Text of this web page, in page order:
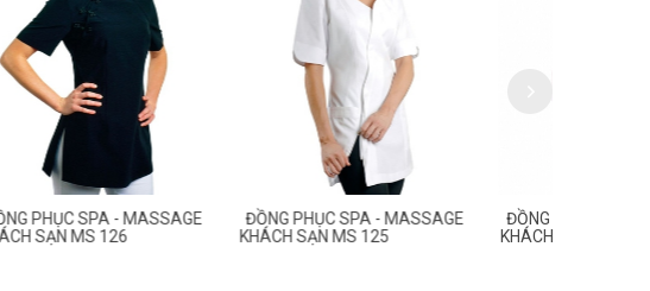
ĐỒNG PHỤC SPA - MASSAGE
KHÁCH SẠN MS 125
ĐỒNG PHỤC SPA - MASSAGE
KHÁCH SẠN MS 124